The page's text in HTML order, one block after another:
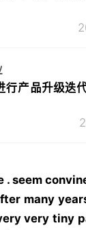
行产品升级迭
. seem
many
very tiny